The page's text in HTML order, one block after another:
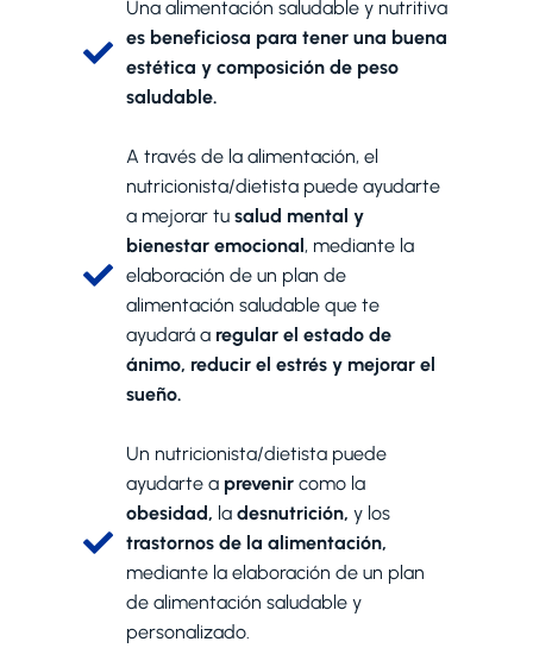
Una alimentación saludable y nutritiva
es beneficiosa para tener una buena
estética y composición de peso
saludable.
A través de la alimentación, el
nutricionista/dietista puede ayudarte
a mejorar tusalud mental y
bienestar emocional, mediante la
elaboración de un plan de
alimentación saludable que te
ayudará a regular el estado de
ánimo, reducir el estrés y mejorar el
sueño.
Un nutricionista/dietista puede
ayudarte a prevenir como la
obesidad, ladesnutrición, y los
trastornos de la alimentación,
mediante la elaboración de un plan
de alimentación saludable y
personalizado.